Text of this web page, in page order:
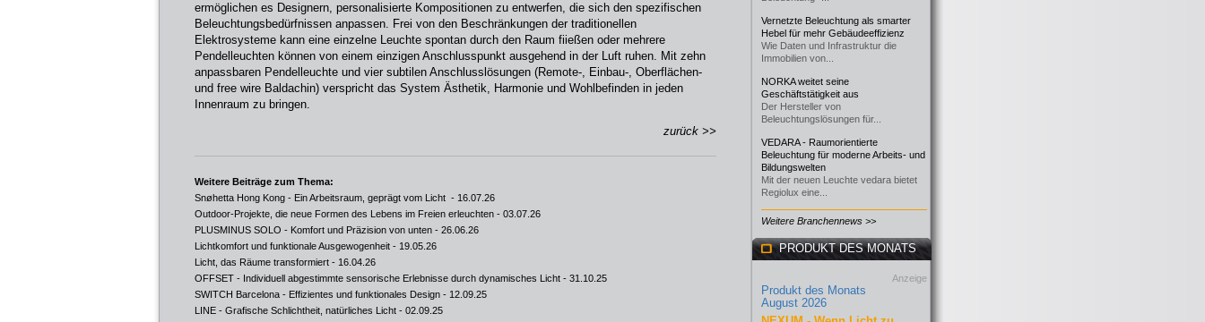
ermöglichen es Designern, personalisierte Kompositionen zu entwerfen, die sich den spezifischen
Beleuchtungsbedürfnissen anpassen. Frei von den Beschränkungen der traditionellen
Elektrosysteme kann eine einzelne Leuchte spontan durch den Raum fiießen oder mehrere
Pendelleuchten können von einem einzigen Anschlusspunkt ausgehend in der Luft ruhen. Mit zehn
anpassbaren Pendelleuchte und vier subtilen Anschlusslösungen (Remote-, Einbau-, Oberflächen-
und free wire Baldachin) verspricht das System Ästhetik, Harmonie und Wohlbefinden in jeden
Innenraum zu bringen.
zurück >>
Weitere Beiträge zum Thema:
Snøhetta Hong Kong - Ein Arbeitsraum, geprägt vom Licht - 16.07.26
Outdoor-Projekte, die neue Formen des Lebens im Freien erleuchten - 03.07.26
PLUSMINUS SOLO - Komfort und Präzision von unten - 26.06.26
Lichtkomfort und funktionale Ausgewogenheit - 19.05.26
Licht, das Räume transformiert - 16.04.26
OFFSET - Individuell abgestimmte sensorische Erlebnisse durch dynamisches Licht - 31.10.25
SWITCH Barcelona - Effizientes und funktionales Design - 12.09.25
LINE - Grafische Schlichtheit, natürliches Licht - 02.09.25
Vernetzte Beleuchtung als smarter
Hebel für mehr Gebäudeeffizienz
Wie Daten und Infrastruktur die
Immobilien von...
NORKA weitet seine
Geschäftstätigkeit aus
Der Hersteller von
Beleuchtungslösungen für...
VEDARA - Raumorientierte
Beleuchtung für moderne Arbeits- und
Bildungswelten
Mit der neuen Leuchte vedara bietet
Regiolux eine...
Weitere Branchennews >>
PRODUKT DES MONATS
Anzeige
Produkt des Monats
August 2026